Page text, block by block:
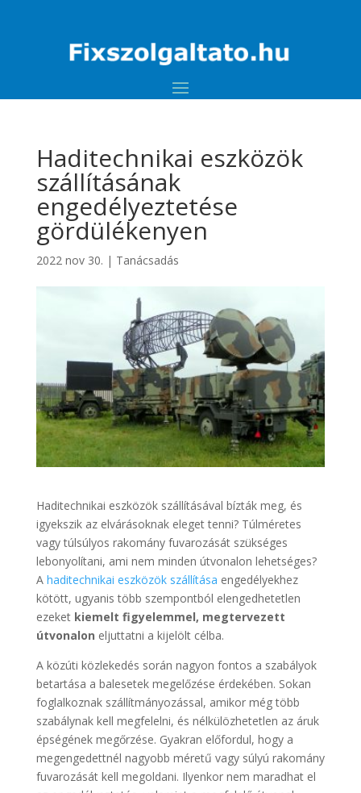
Haditechnikai eszközök
szállításának
engedélyeztetése
gördülékenyen
2022 nov 30. | Tanácsadás
Haditechnikai eszközök szállításával bízták meg, és
igyekszik az elvárásoknak eleget tenni? Túlméretes
vagy túlsúlyos rakomány fuvarozását szükséges
lebonyolítani, ami nem minden útvonalon lehetséges?
A haditechnikai eszközök szállítása engedélyekhez
kötött, ugyanis több szempontból elengedhetetlen
ezeket kiemelt figyelemmel, megtervezett
útvonalon eljuttatni a kijelölt célba.
A közúti közlekedés során nagyon fontos a szabályok
betartása a balesetek megelőzése érdekében. Sokan
foglalkoznak szállítmányozással, amikor még több
szabálynak kell megfelelni, és nélkülözhetetlen az áruk
épségének megőrzése. Gyakran előfordul, hogy a
megengedettnél nagyobb méretű vagy súlyú rakomány
fuvarozását kell megoldani. Ilyenkor nem maradhat el